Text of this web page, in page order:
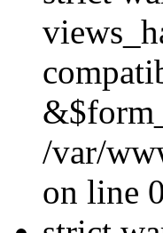
/var/
on line